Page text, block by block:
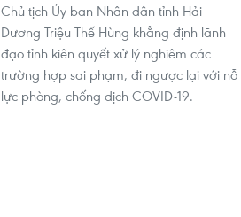
Chủ tịch Ủy ban Nhân dân tỉnh Hải
Dương Triệu Thế Hùng khẳng định lãnh
đạo tỉnh kiên quyết xử lý nghiêm các
trường hợp sai phạm, đi ngược lại với nỗ
lực phòng, chống dịch COVID-19.